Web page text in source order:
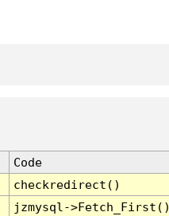
Code
checkredirect()
jzmysql-